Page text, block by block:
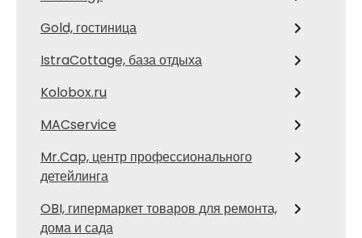
Gold, гостиница
IstraCottage, база отдыха
Kolobox.ru
MACservice
Mr.Cap, центр профессионального
детейлинга
OBI, гипермаркет товаров для ремонта,
дома и сада